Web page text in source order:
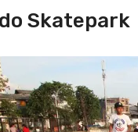
Skatepark